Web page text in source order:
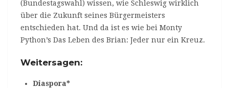
(Bundestagswahl) wissen, wie Schleswig wirklich
über die Zukunft seines Bürgermeisters
entschieden hat. Und da ist es wie bei Monty
Python’s Das Leben des Brian: Jeder nur ein Kreuz.
Weitersagen:
Diaspora*